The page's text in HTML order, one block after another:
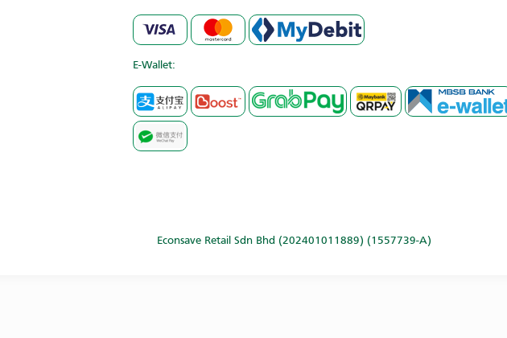
E-Wallet:
Econsave Retail Sdn Bhd (202401011889) (1557739-A)